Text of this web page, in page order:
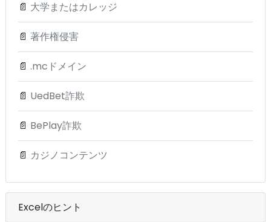
📄 大学またはカレッジ
📄 著作権侵害
📄 .mcドメイン
📄 UedBet詐欺
📄 BePlay詐欺
📄 カジノコンテンツ
Excelのヒント